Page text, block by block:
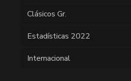
Clásicos Gr.
Estadísticas 2022
Internacional